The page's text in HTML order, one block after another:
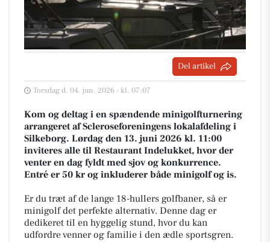
Del artikel
Torsdag d. 04. jun. 2026 - kl. 07:07
Kom og deltag i en spændende minigolfturnering
arrangeret af Scleroseforeningens lokalafdeling i
Silkeborg. Lørdag den 13. juni 2026 kl. 11:00
inviteres alle til Restaurant Indelukket, hvor der
venter en dag fyldt med sjov og konkurrence.
Entré er 50 kr og inkluderer både minigolf og is.
Er du træt af de lange 18-hullers golfbaner, så er
minigolf det perfekte alternativ. Denne dag er
dedikeret til en hyggelig stund, hvor du kan
udfordre venner og familie i den ædle sportsgren.